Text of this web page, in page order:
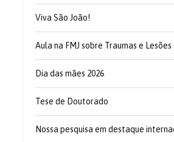
Viva São João!
Aula na FMJ sobre Traumas e
Dia das mães 2026
Tese de Doutorado
Nossa pesquisa em destaque